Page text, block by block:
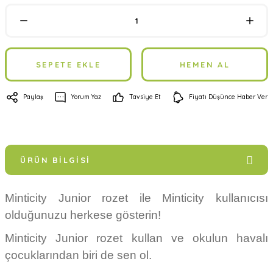
SEPETE EKLE HEMEN AL
Paylaş Yorum Yaz Tavsiye Et Fiyatı Düşünce Haber Ver
ÜRÜN BILGISI
Minticity Junior rozet ile Minticity kullanıcısı
olduğunuzu herkese gösterin!
Minticity Junior rozet kullan ve okulun havalı
çocuklarından biri de sen ol.